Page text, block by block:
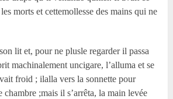
morts et cettemollesse des mains qui ne
lit et, pour ne plusle regarder il passa
machinalement uncigare, l’alluma et se
froid ; ilalla vers la sonnette pour
chambre ;mais il s’arrêta, la main levée